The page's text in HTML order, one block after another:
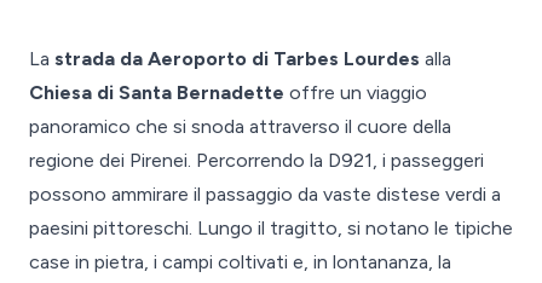
La strada da Aeroporto di Tarbes Lourdes alla
Chiesa di Santa Bernadette offre un viaggio
panoramico che si snoda attraverso il cuore della
regione dei Pirenei. Percorrendo la D921, i passeggeri
possono ammirare il passaggio da vaste distese verdi a
paesini pittoreschi. Lungo il tragitto, si notano le tipiche
case in pietra, i campi coltivati e, in lontananza, la